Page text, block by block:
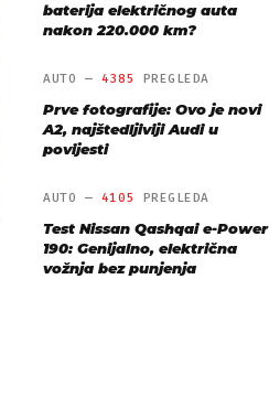
baterija električnog auta
nakon 220.000 km?
AUTO — 4385 PREGLEDA
Prve fotografije: Ovo je novi
A2, najštedljiviji Audi u
povijesti
AUTO — 4105 PREGLEDA
Test Nissan Qashqai e-Power
190: Genijalno, električna
vožnja bez punjenja